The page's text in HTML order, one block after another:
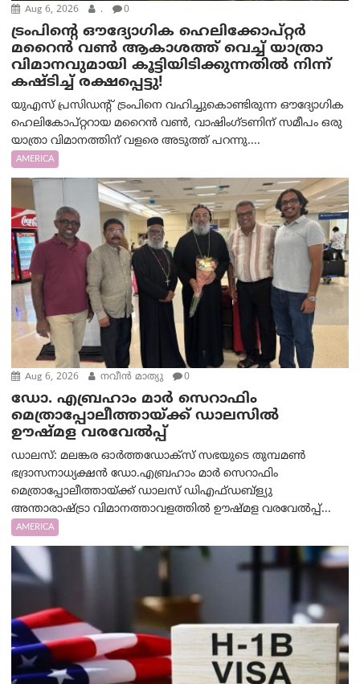
Aug 6, 2026 . 0
ട്രം‌പിന്റെ ഔദ്യോഗിക ഹെലിക്കോപ്റ്റര്‍
മറൈന്‍ വണ്‍ ആകാശത്ത് വെച്ച് യാത്രാ
വിമാനവുമായി കൂട്ടിയിടിക്കുന്നതിൽ നിന്ന്
കഷ്ടിച്ച് രക്ഷപ്പെട്ടു!
യുഎസ് പ്രസിഡന്റ് ട്രംപിനെ വഹിച്ചുകൊണ്ടിരുന്ന ഔദ്യോഗിക
ഹെലികോപ്റ്ററായ മറൈൻ വൺ, വാഷിംഗ്ടണിന് സമീപം ഒരു
യാത്രാ വിമാനത്തിന് വളരെ അടുത്ത് പറന്നു....
AMERICA
Aug 6, 2026 നവീൻ മാത്യു 0
ഡോ. എബ്രഹാം മാർ സെറാഫിം
മെത്രാപ്പോലീത്തായ്ക്ക് ഡാലസിൽ
ഊഷ്മള വരവേൽപ്പ്
ഡാലസ്: മലങ്കര ഓർത്തഡോക്സ് സഭയുടെ തുമ്പമൺ
ഭദ്രാസനാധ്യക്ഷൻ ഡോ.എബ്രഹാം മാർ സെറാഫിം
മെത്രാപ്പോലീത്തായ്ക്ക് ഡാലസ് ഡിഎഫ്ഡബ്ള്യു
അന്താരാഷ്ട്രാ വിമാനത്താവളത്തിൽ ഊഷ്മള വരവേൽപ്പ്...
AMERICA